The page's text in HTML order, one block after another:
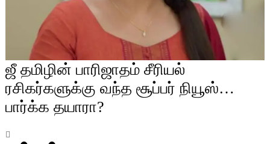
ஜீ தமிழின் பாரிஜாதம் சீரியல்
ரசிகர்களுக்கு வந்த சூப்பர் நியூஸ்…
பார்க்க தயாரா?